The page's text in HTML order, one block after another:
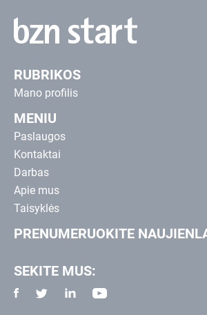
RUBRIKOS
Mano profilis
MENIU
Paslaugos
Kontaktai
Darbas
Apie mus
Taisyklės
PRENUMERUOKITE
SEKITE MUS: